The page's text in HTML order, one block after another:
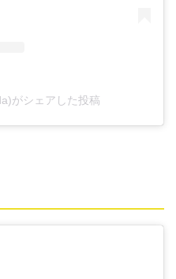
がシェアした投稿